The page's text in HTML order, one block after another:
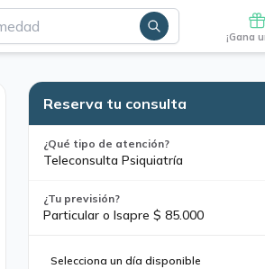
¡Gana
Reserva tu consulta
¿Qué tipo de atención?
Teleconsulta Psiquiatría
¿Tu previsión?
Particular o Isapre $ 85.000
Selecciona un día disponible